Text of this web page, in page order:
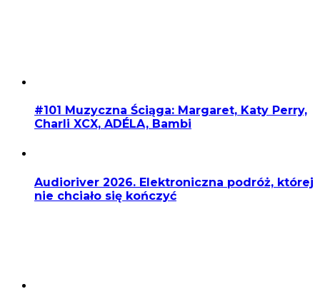
#101 Muzyczna Ściąga: Margaret, Katy Perry,
Charli XCX, ADÉLA, Bambi
Audioriver 2026. Elektroniczna podróż, której
nie chciało się kończyć